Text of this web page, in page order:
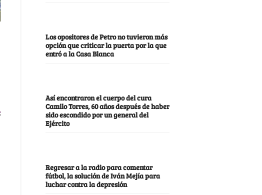
Los opositores de Petro no tuvieron más
opción que criticar la puerta por la que
entró a la Casa Blanca
Así encontraron el cuerpo del cura
Camilo Torres, 60 años después de haber
sido escondido por un general del
Ejército
Regresar a la radio para comentar
fútbol, la solución de Iván Mejía para
luchar contra la depresión